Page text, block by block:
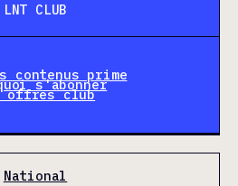
LNT CLUB
contenus prime
s'abonner
offres club
National